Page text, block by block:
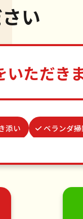
い
いただき
添い ベランダ掃
駆除
植木の剪定 植木の